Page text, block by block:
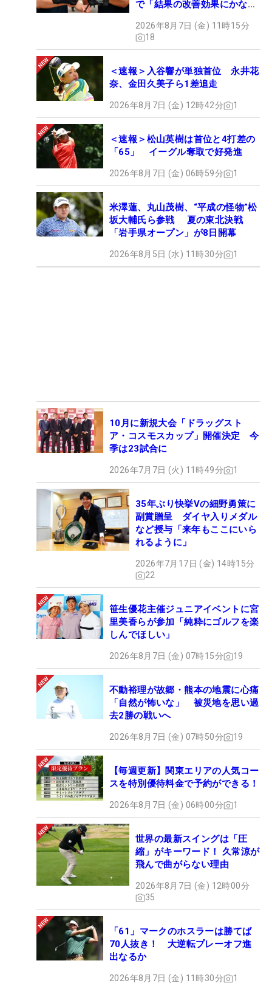
で「結果の改善効果にかなり
2026年8月7日 (金) 11時15分
18
＜速報＞入谷響が単独首位 永井花
奈、金田久美子ら1差追走
2026年8月7日 (金) 12時42分 1
＜速報＞松山英樹は首位と4打差の
「65」 イーグル奪取で好発進
2026年8月7日 (金) 06時59分 1
米澤蓮、丸山茂樹、“平成の怪物”松
坂大輔氏ら参戦 夏の東北決戦
「岩手県オープン」が8日開幕
2026年8月5日 (水) 11時30分 1
10月に新規大会「ドラッグスト
ア・コスモスカップ」開催決定 今
季は23試合に
2026年7月7日 (火) 11時49分 1
35年ぶり快挙Vの細野勇策に
副賞贈呈 ダイヤ入りメダル
など授与「来年もここにいら
れるように」
2026年7月17日 (金) 14時15分
22
笹生優花主催ジュニアイベントに宮
里美香らが参加「純粋にゴルフを楽
しんでほしい」
2026年8月7日 (金) 07時15分 19
不動裕理が故郷・熊本の地震に心痛
「自然が怖いな」 被災地を思い過
去2勝の戦いへ
2026年8月7日 (金) 07時50分 19
【毎週更新】関東エリアの人気コー
スを特別優待料金で予約ができる！
2026年8月7日 (金) 06時00分 1
世界の最新スイングは「圧
縮」がキーワード！ 久常涼が
飛んで曲がらない理由
2026年8月7日 (金) 12時00分
35
「61」マークのホスラーは勝てば
70人抜き！ 大逆転プレーオフ進
出なるか
2026年8月7日 (金) 11時30分 1